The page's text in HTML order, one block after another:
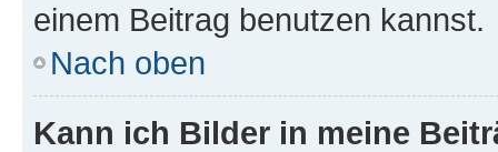
einem Beitrag benutzen kannst.
Nach oben
Kann ich Bilder in meine